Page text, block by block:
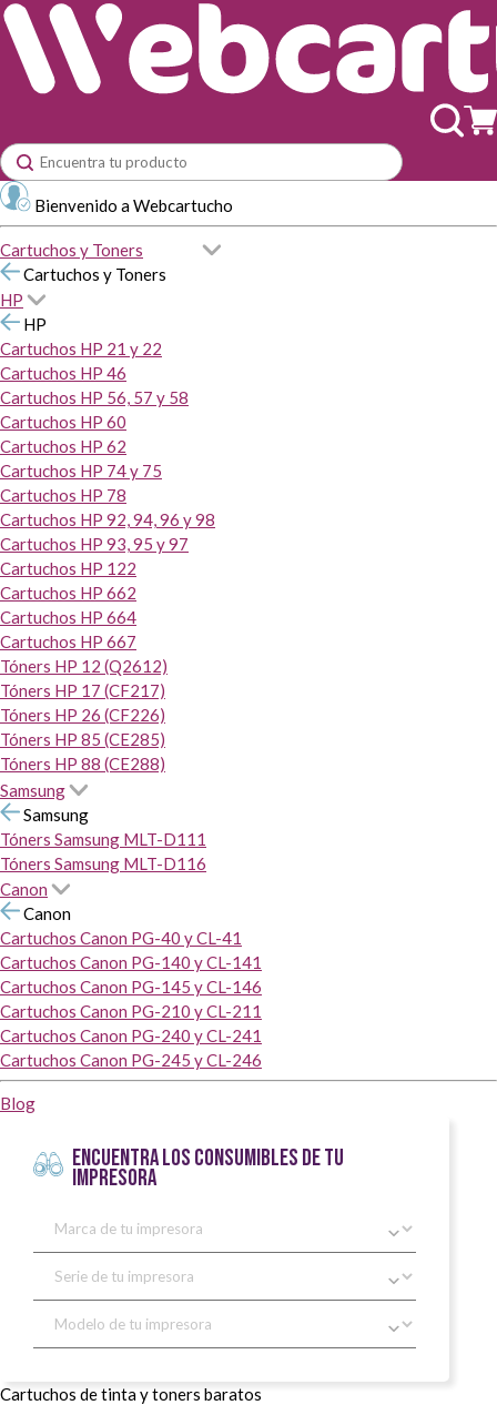
Bienvenido a Webcartucho
Cartuchos y Toners
Cartuchos y Toners
HP
HP
Cartuchos HP 21 y 22
Cartuchos HP 46
Cartuchos HP 56, 57 y 58
Cartuchos HP 60
Cartuchos HP 62
Cartuchos HP 74 y 75
Cartuchos HP 78
Cartuchos HP 92, 94, 96 y 98
Cartuchos HP 93, 95 y 97
Cartuchos HP 122
Cartuchos HP 662
Cartuchos HP 664
Cartuchos HP 667
Tóners HP 12 (Q2612)
Tóners HP 17 (CF217)
Tóners HP 26 (CF226)
Tóners HP 85 (CE285)
Tóners HP 88 (CE288)
Samsung
Samsung
Tóners Samsung MLT-D111
Tóners Samsung MLT-D116
Canon
Canon
Cartuchos Canon PG-40 y CL-41
Cartuchos Canon PG-140 y CL-141
Cartuchos Canon PG-145 y CL-146
Cartuchos Canon PG-210 y CL-211
Cartuchos Canon PG-240 y CL-241
Cartuchos Canon PG-245 y CL-246
Blog
ENCUENTRA LOS CONSUMIBLES DE TU
IMPRESORA
Cartuchos de tinta y toners baratos